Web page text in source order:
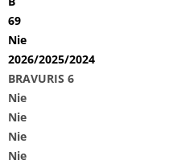
69
Nie
2026/2025/2024
BRAVURIS 6
Nie
Nie
Nie
Nie